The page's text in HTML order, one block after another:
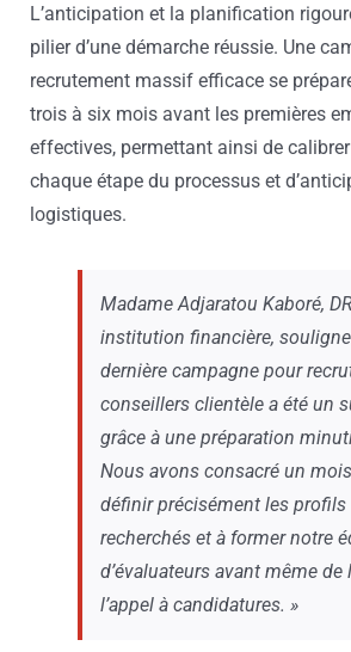
L’anticipation et la planification
pilier d’une démarche réussie. Une
recrutement massif efficace se
trois à six mois avant les premières
effectives, permettant ainsi de
chaque étape du processus et
logistiques.
Madame Adjaratou Kaboré,
institution financière,
dernière campagne pour
conseillers clientèle a été un
grâce à une préparation
Nous avons consacré un
définir précisément les profils
recherchés et à former notre
d’évaluateurs avant même de
l’appel à candidatures. »